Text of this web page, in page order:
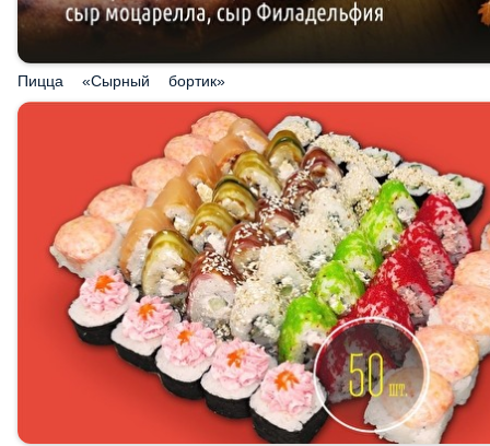
Пицца «Сырный бортик»
Сет «Корпоратив» + АКЦИЯ!